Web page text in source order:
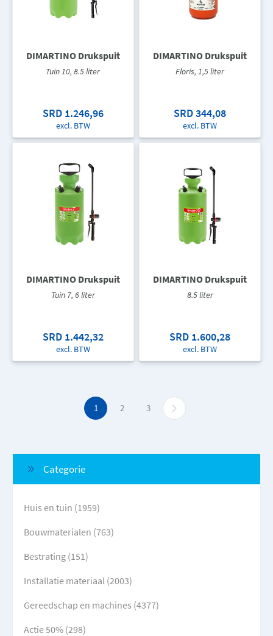
DIMARTINO Drukspuit
Tuin 10, 8.5 liter
SRD 1.246,96
excl. BTW
DIMARTINO Drukspuit
Floris, 1,5 liter
SRD 344,08
excl. BTW
DIMARTINO Drukspuit
Tuin 7, 6 liter
SRD 1.442,32
excl. BTW
DIMARTINO Drukspuit
8.5 liter
SRD 1.600,28
excl. BTW
1 2 3
Categorie
Huis en tuin (1959)
Bouwmaterialen (763)
Bestrating (151)
Installatie materiaal (2003)
Gereedschap en machines (4377)
Actie 50% (298)